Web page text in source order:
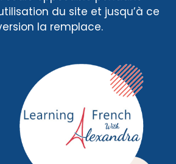
du site et jusqu’à ce
la remplace.